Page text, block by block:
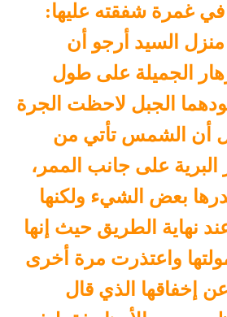
غمرة شفقته عليها:
السيد أرجو أن
الجميلة على طول
الجبل لاحظت الجرة
أن الشمس تأتي من
البرية على جانب الممر،
بعض الشيء ولكنها
نهاية الطريق حيث إنها
واعتذرت مرة أخرى
إخفاقها الذي قال